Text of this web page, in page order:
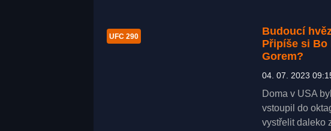
UFC 290
Budoucí
Připíše si Bo
Gorem?
04. 07. 2023
Doma v USA
vstoupil do
vystřelit daleko